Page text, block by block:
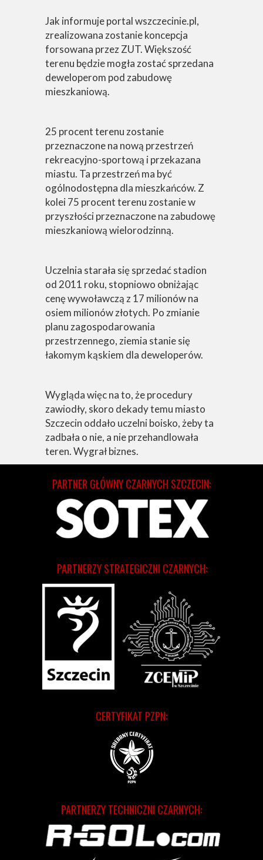
Jak informuje portal wszczecinie.pl,
zrealizowana zostanie koncepcja
forsowana przez ZUT. Większość
terenu będzie mogła zostać sprzedana
deweloperom pod zabudowę
mieszkaniową.
25 procent terenu zostanie
przeznaczone na nową przestrzeń
rekreacyjno-sportową i przekazana
miastu. Ta przestrzeń ma być
ogólnodostępna dla mieszkańców. Z
kolei 75 procent terenu zostanie w
przyszłości przeznaczone na zabudowę
mieszkaniową wielorodzinną.
Uczelnia starała się sprzedać stadion
od 2011 roku, stopniowo obniżając
cenę wywoławczą z 17 milionów na
osiem milionów złotych. Po zmianie
planu zagospodarowania
przestrzennego, ziemia stanie się
łakomym kąskiem dla deweloperów.
Wygląda więc na to, że procedury
zawiodły, skoro dekady temu miasto
Szczecin oddało uczelni boisko, żeby ta
zadbała o nie, a nie przehandlowała
teren. Wygrał biznes.
CERTYFIKAT PZPN:
PARTNERZY TECHNICZNI CZARNYCH:
PARTNERZY STRATEGICZNI CZARNYCH:
PARTNER GŁÓWNY CZARNYCH SZCZECIN: